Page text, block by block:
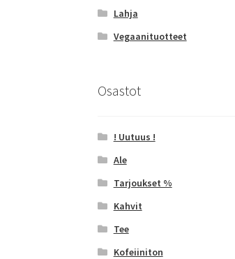
Lahja
Vegaanituotteet
Osastot
! Uutuus !
Ale
Tarjoukset %
Kahvit
Tee
Kofeiiniton